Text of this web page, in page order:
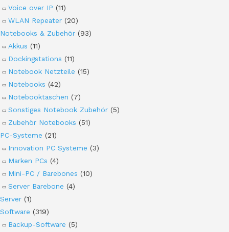
Voice over IP (11)
WLAN Repeater (20)
Notebooks & Zubehör (93)
Akkus (11)
Dockingstations (11)
Notebook Netzteile (15)
Notebooks (42)
Notebooktaschen (7)
Sonstiges Notebook Zubehör (5)
Zubehör Notebooks (51)
PC-Systeme (21)
Innovation PC Systeme (3)
Marken PCs (4)
Mini-PC / Barebones (10)
Server Barebone (4)
Server (1)
Software (319)
Backup-Software (5)